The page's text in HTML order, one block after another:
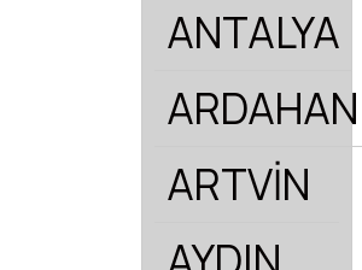
ANTALYA
ARDAHAN
ARTVİN